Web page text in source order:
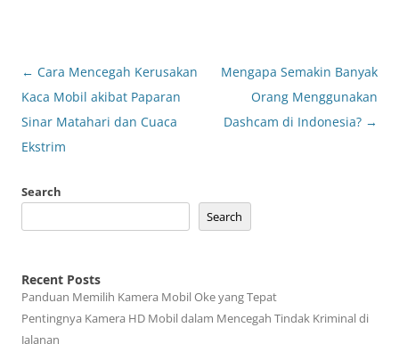
Post
navigation
← Cara Mencegah Kerusakan
Kaca Mobil akibat Paparan
Sinar Matahari dan Cuaca
Ekstrim
Mengapa Semakin Banyak
Orang Menggunakan
Dashcam di Indonesia? →
Search
Search
Recent Posts
Panduan Memilih Kamera Mobil Oke yang Tepat
Pentingnya Kamera HD Mobil dalam Mencegah Tindak Kriminal di
Jalanan